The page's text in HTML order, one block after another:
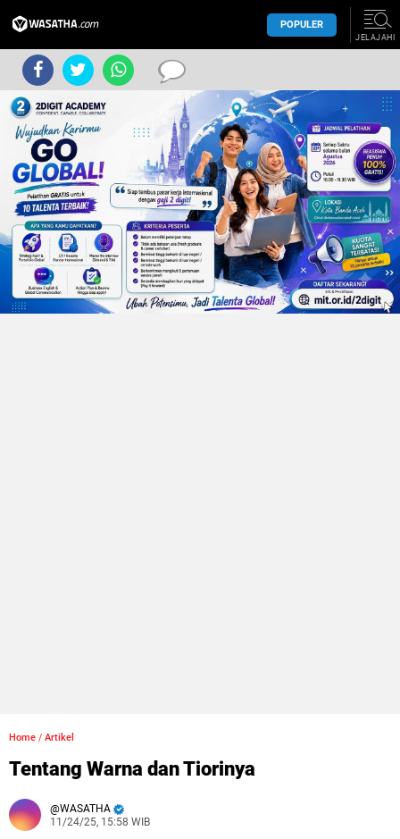
POPULER
JELAJAHI
Home / Artikel
Tentang Warna dan Tiorinya
WASATHA
11/24/25, 15:58 WIB